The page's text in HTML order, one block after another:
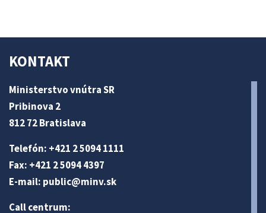
KONTAKT
Ministerstvo vnútra SR
Pribinova 2
812 72 Bratislava
Telefón: +421 2 5094 1111
Fax: +421 2 5094 4397
E-mail: public@minv.sk
Call centrum: